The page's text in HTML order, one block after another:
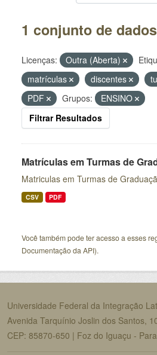
1 conjunto de
Licenças: Outra (Aberta)
matrículas
discentes
PDF
Grupos:
ENSINO
Filtrar Resultados
Matrículas em Turmas de
Matriculas em Turmas de
CSV PDF
Você também pode ter acesso a esses
Documentação da API).
Universidade Federal da Integração
Avenida Tarquínio Joslin dos Santos,
CEP: 85870-650 | Foz do Iguaçu -